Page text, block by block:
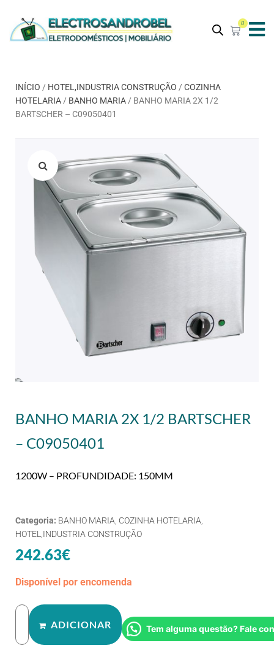
0
INÍCIO / HOTEL,INDUSTRIA CONSTRUÇÃO / COZINHA
HOTELARIA / BANHO MARIA / BANHO MARIA 2X 1/2
BARTSCHER – C09050401
BANHO MARIA 2X 1/2 BARTSCHER
– C09050401
1200W – PROFUNDIDADE: 150MM
Categoria: BANHO MARIA COZINHA HOTELARIA
HOTEL,INDUSTRIA CONSTRUÇÃO
242.63€
Disponível por encomenda
ADICIONAR Tem alguma questão? Fale